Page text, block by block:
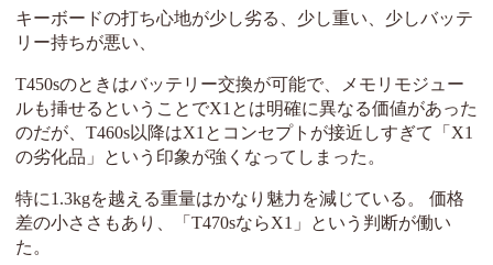
キーボードの打ち心地が少し劣る、少し重い、少しバッテ
リー持ちが悪い、
T450sのときはバッテリー交換が可能で、メモリモジュー
ルも挿せるということでX1とは明確に異なる価値があった
のだが、T460s以降はX1とコンセプトが接近しすぎて「X1
の劣化品」という印象が強くなってしまった。
特に1.3kgを越える重量はかなり魅力を減じている。 価格
差の小ささもあり、「T470sならX1」という判断が働い
た。